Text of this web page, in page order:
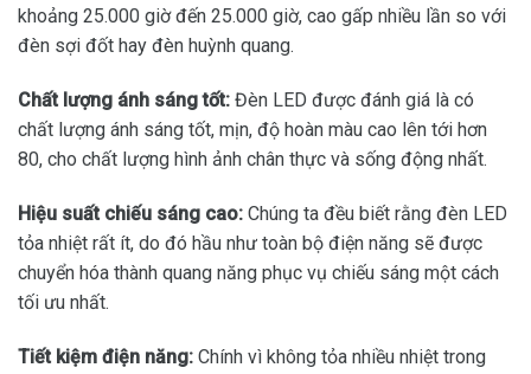
khoảng 25.000 giờ đến 25.000 giờ, cao gấp nhiều lần so với
đèn sợi đốt hay đèn huỳnh quang.
Chất lượng ánh sáng tốt: Đèn LED được đánh giá là có
chất lượng ánh sáng tốt, mịn, độ hoàn màu cao lên tới hơn
80, cho chất lượng hình ảnh chân thực và sống động nhất.
Hiệu suất chiếu sáng cao: Chúng ta đều biết rằng đèn LED
tỏa nhiệt rất ít, do đó hầu như toàn bộ điện năng sẽ được
chuyển hóa thành quang năng phục vụ chiếu sáng một cách
tối ưu nhất.
Tiết kiệm điện năng: Chính vì không tỏa nhiều nhiệt trong